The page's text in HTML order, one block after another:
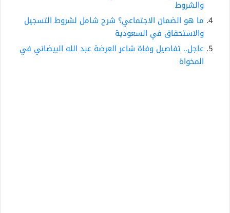
والشروط
ما هو الضمان الاجتماعي؟ شرح شامل لشروط التسجيل
والاستحقاق في السعودية
عاجل.. تفاصيل وفاة شاعر العرضة عبد الله البيضاني في
المخواة